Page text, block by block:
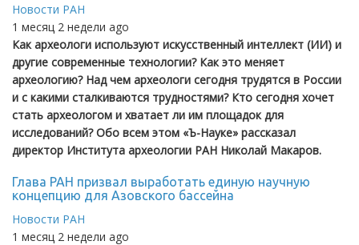
Новости РАН
1 месяц 2 недели ago
Как археологи используют искусственный интеллект (ИИ) и
другие современные технологии? Как это меняет
археологию? Над чем археологи сегодня трудятся в России
и с какими сталкиваются трудностями? Кто сегодня хочет
стать археологом и хватает ли им площадок для
исследований? Обо всем этом «Ъ-Науке» рассказал
директор Института археологии РАН Николай Макаров.
Глава РАН призвал выработать единую научную
концепцию для Азовского бассейна
Новости РАН
1 месяц 2 недели ago